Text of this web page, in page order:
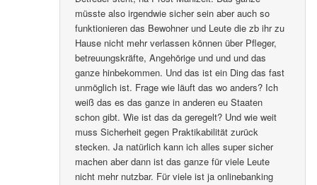
müsste also irgendwie sicher sein aber auch so
funktionieren das Bewohner und Leute die zb ihr zu
Hause nicht mehr verlassen können über Pfleger,
betreuungskräfte, Angehörige und und und das
ganze hinbekommen. Und das ist ein Ding das fast
unmöglich ist. Frage wie läuft das wo anders? Ich
weiß das es das ganze in anderen eu Staaten
schon gibt. Wie ist das da geregelt? Und wie weit
muss Sicherheit gegen Praktikabilität zurück
stecken. Ja natürlich kann ich alles super sicher
machen aber dann ist das ganze für viele Leute
nicht mehr nutzbar. Für viele ist ja onlinebanking